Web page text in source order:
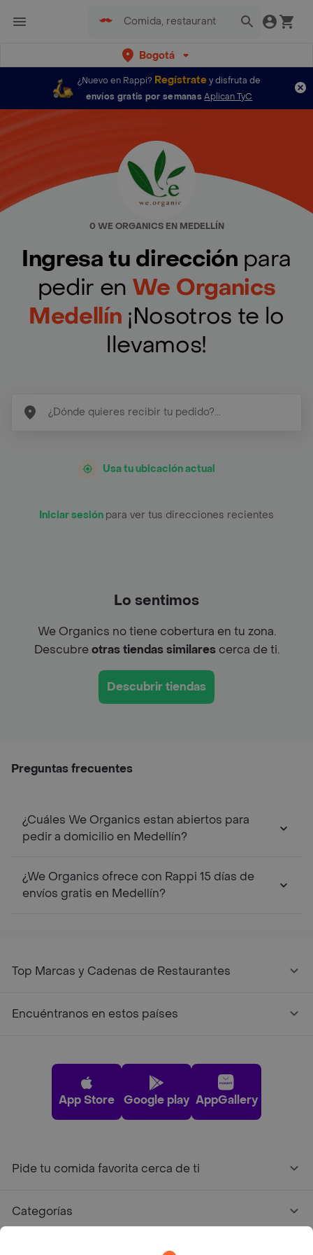
Bogotá
¿Nuevo en Rappi? Regístratey disfruta de
envíos gratis por semanas Aplican TyC
0 WE ORGANICS EN MEDELLÍN
Ingresa tu dirección para
pedir en We Organics
Medellín ¡Nosotros te lo
llevamos!
Usa tu ubicación actual
Iniciar sesión para ver tus direcciones recientes
Lo sentimos
We Organics no tiene cobertura en tu zona.
Descubreotras tiendas similarescerca de ti.
Descubrir tiendas
Preguntas frecuentes
¿Cuáles We Organics estan abiertos para
pedir a domicilio en Medellín?
¿We Organics ofrece con Rappi 15 días de
envíos gratis en Medellín?
Top Marcas y Cadenas de Restaurantes
Encuéntranos en estos países
App Store Google play AppGallery
Pide tu comida favorita cerca de ti
Categorías